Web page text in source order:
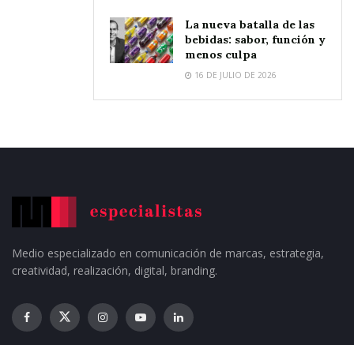
La nueva batalla de las
bebidas: sabor, función y
menos culpa
16 DE JULIO DE 2026
Medio especializado en comunicación de marcas, estrategia,
creatividad, realización, digital, branding.